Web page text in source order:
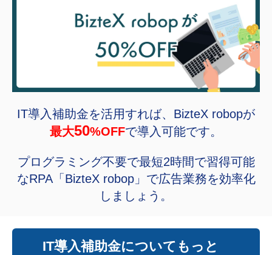
IT導入補助金を活用すれば、BizteX robopが
最大50%OFFで導入可能です。
プログラミング不要で最短2時間で習得可能
なRPA「BizteX robop」で広告業務を効率化
しましょう。
IT導入補助金についてもっと